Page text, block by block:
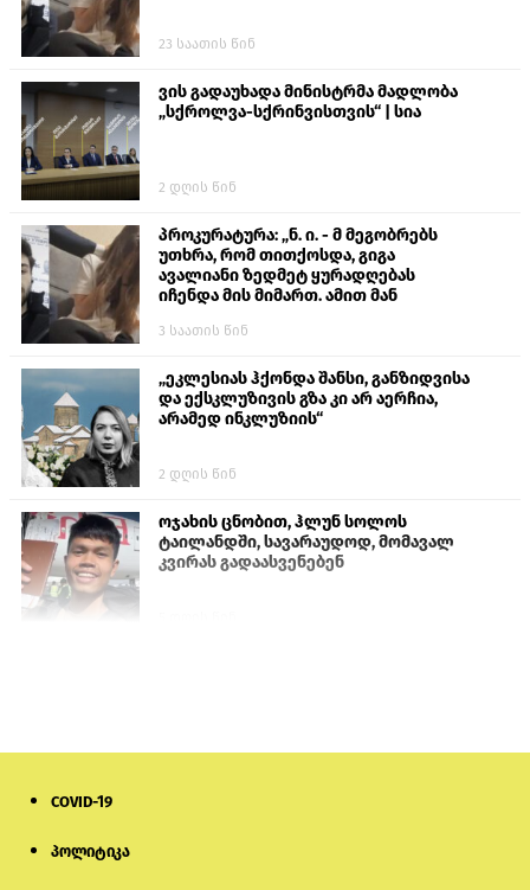
23 საათის წინ
ვის გადაუხადა მინისტრმა მადლობა
„სქროლვა-სქრინვისთვის“ | სია
2 დღის წინ
პროკურატურა: „ნ. ი. - მ მეგობრებს
უთხრა, რომ თითქოსდა, გიგა
ავალიანი ზედმეტ ყურადღებას
იჩენდა მის მიმართ. ამით მან
თავს დასხმოდა გიგა ავალიანს“
3 საათის წინ
„ეკლესიას ჰქონდა შანსი, განზიდვისა
და ექსკლუზივის გზა კი არ აერჩია,
არამედ ინკლუზიის“
2 დღის წინ
ოჯახის ცნობით, ჰლუნ სოლოს
ტაილანდში, სავარაუდოდ, მომავალ
კვირას გადაასვენებენ
COVID-19
პოლიტიკა